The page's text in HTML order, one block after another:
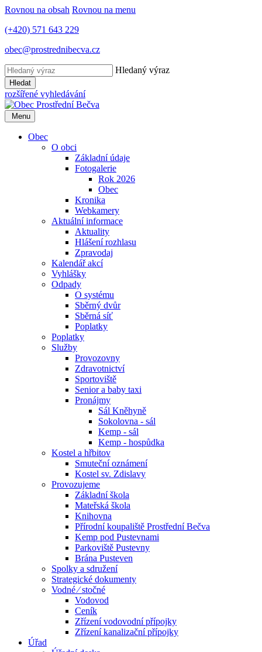
Rovnou na obsah Rovnou na menu
(+420) 571 643 229
obec@prostrednibecva.cz
Hledaný výraz
Hledat
rozšířené vyhledávání
Menu
Obec
O obci
Základní údaje
Fotogalerie
Rok 2026
Obec
Kronika
Webkamery
Aktuální informace
Aktuality
Hlášení rozhlasu
Zpravodaj
Kalendář akcí
Vyhlášky
Odpady
O systému
Sběrný dvůr
Sběrná síť
Poplatky
Poplatky
Služby
Provozovny
Zdravotnictví
Sportoviště
Senior a baby taxi
Pronájmy
Sál Kněhyně
Sokolovna - sál
Kemp - sál
Kemp - hospůdka
Kostel a hřbitov
Smuteční oznámení
Kostel sv. Zdislavy
Provozujeme
Základní škola
Mateřská škola
Knihovna
Přírodní koupaliště Prostřední Bečva
Kemp pod Pustevnami
Parkoviště Pustevny
Brána Pusteven
Spolky a sdružení
Strategické dokumenty
Vodné ⁄ stočné
Vodovod
Ceník
Zřízení vodovodní přípojky
Zřízení kanalizační přípojky
Úřad